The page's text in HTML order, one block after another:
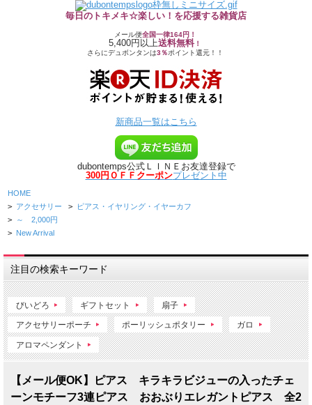
毎日のトキメキ☆楽しい！を応援する雑貨店
メール便全国一律164円！
5,400円以上送料無料！
さらにデュボンタンは3％ポイント還元！！
新商品一覧はこちら
dubontemps公式ＬＩＮＥお友達登録で
300円ＯＦＦクーポンプレゼント中
HOME
> アクセサリー > ピアス・イヤリング・イヤーカフ
> ～ 2,000円
> New Arrival
注目の検索キーワード
びいどろ ギフトセット 扇子
アクセサリーポーチ ポーリッシュポタリー ガロ
アロマペンダント
【メール便OK】ピアス キラキラビジューの入ったチェ
ーンモチーフ3連ピアス おおぶりエレガントピアス 全2